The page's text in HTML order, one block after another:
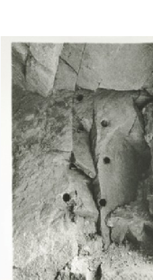
red
RUBRIK, 5. Dezember 2018